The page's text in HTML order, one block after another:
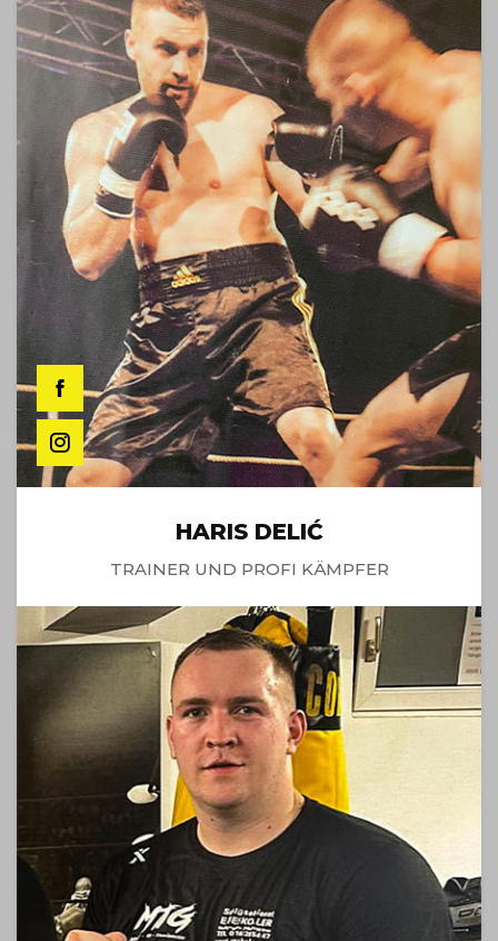
HARIS DELIĆ
TRAINER UND PROFI KÄMPFER